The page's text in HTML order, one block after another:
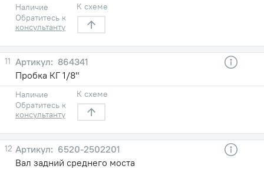
Наличие
Обратитесь к
консультанту
К схеме
11
864341
Пробка КГ 1/8"
Наличие
Обратитесь к
консультанту
К схеме
12
6520-2502201
Вал задний среднего моста